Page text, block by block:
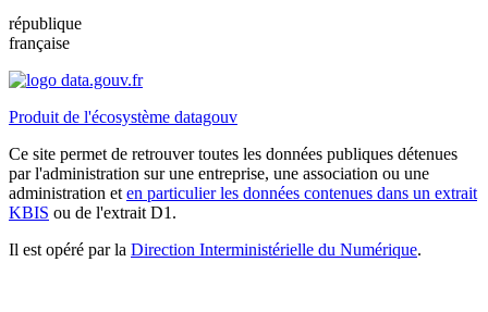
république
française
Produit de l'écosystème datagouv
Ce site permet de retrouver toutes les données publiques détenues
par l'administration sur une entreprise, une association ou une
administration et en particulier les données contenues dans un extrait
KBIS ou de l'extrait D1.
Il est opéré par la Direction Interministérielle du Numérique.